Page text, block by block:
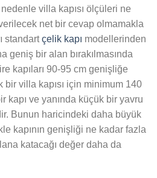
villa kapısı ölçüleri ne
net bir cevap olmamakla
standartçelik kapı modellerinden
geniş bir alan bırakılmasında
kapıları 90-95 cm genişliğe
bir villa kapısı için minimum 140
kapı ve yanında küçük bir yavru
Bunun haricindeki daha büyük
kapının genişliği ne kadar fazla
katacağı değer daha da